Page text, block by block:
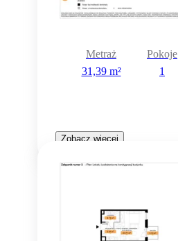
Metraż
31,39 m²
Pokoje
1
Zobacz więcej